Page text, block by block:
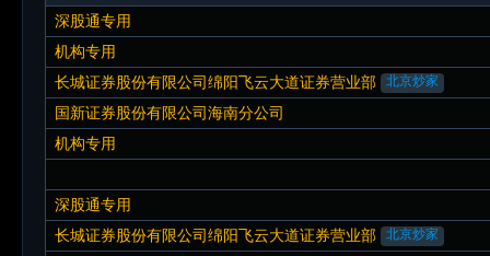
深股通专用
机构专用
长城证券股份有限公司绵阳飞云大道证券营业部
北京炒家
国新证券股份有限公司海南分公司
机构专用
深股通专用
长城证券股份有限公司绵阳飞云大道证券营业部
北京炒家